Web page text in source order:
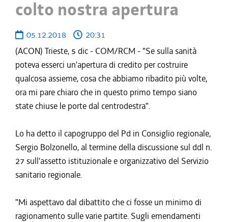
colto nostra apertura
05.12.2018
20:31
(ACON) Trieste, 5 dic - COM/RCM - "Se sulla sanità
poteva esserci un'apertura di credito per costruire
qualcosa assieme, cosa che abbiamo ribadito più volte,
ora mi pare chiaro che in questo primo tempo siano
state chiuse le porte dal centrodestra".
Lo ha detto il capogruppo del Pd in Consiglio regionale,
Sergio Bolzonello, al termine della discussione sul ddl n.
27 sull'assetto istituzionale e organizzativo del Servizio
sanitario regionale.
"Mi aspettavo dal dibattito che ci fosse un minimo di
ragionamento sulle varie partite. Sugli emendamenti